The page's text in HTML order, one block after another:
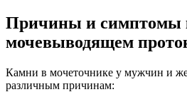
Причины и симптомы
мочевыводящем
Камни в мочеточнике у мужчин и
различным причинам: